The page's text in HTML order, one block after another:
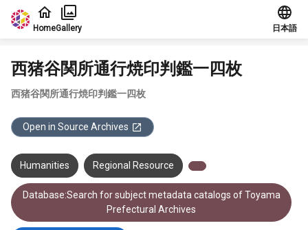
Jump to main content
HomeGallery 日本語
西猪谷関所通行焼印判鑑一四枚
西猪谷関所通行焼印判鑑一四枚
Open in Source Archives
Humanities Regional Resource
Database:Search for subject metadata catalogs of Toyama
Prefectural Archives